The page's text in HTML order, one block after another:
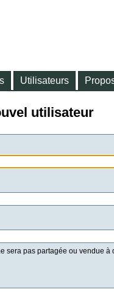
Utilisateurs
utilisateur
sera pas partagée ou vendue à